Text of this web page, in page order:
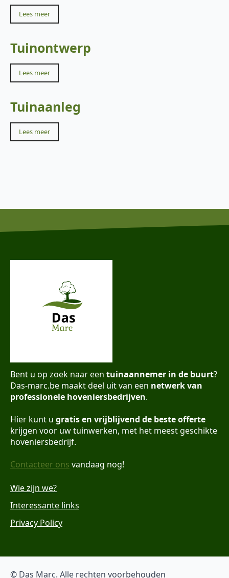
Lees meer
Tuinontwerp
Lees meer
Tuinaanleg
Lees meer
Bent u op zoek naar een tuinaannemer in de buurt?
Das-marc.be maakt deel uit van een netwerk van
professionele hoveniersbedrijven.
Hier kunt u gratis en vrijblijvend de beste offerte
krijgen voor uw tuinwerken, met het meest geschikte
hoveniersbedrijf.
Contacteer ons vandaag nog!
Wie zijn we?
Interessante links
Privacy Policy
© Das Marc. Alle rechten voorbehouden